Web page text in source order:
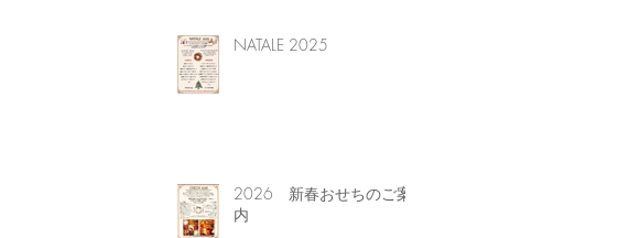
NATALE 2025
2026 新春おせちのご案
内